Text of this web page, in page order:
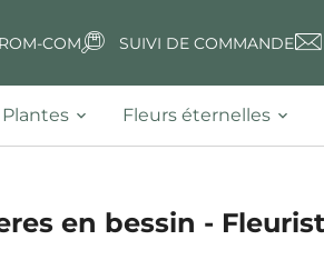
COM SUIVI DE COMMANDE
Plantes Fleurs éternelles
en bessin -